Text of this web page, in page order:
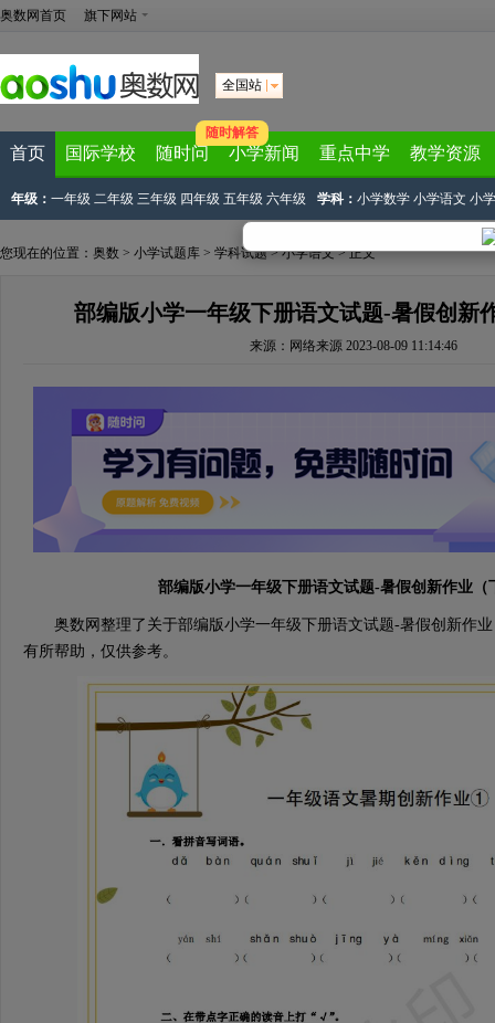
奥数网首页 旗下网站
全国站
首页 国际学校 随时问
随时解答
小学新闻 重点中学 教学资源
年级： 一年级 二年级 三年级 四年级 五年级 六年级 学科： 小学数学 小学语文 小
您现在的位置： 奥数 > 小学试题库 > 学科试题>小学语文> 正文
部编版小学一年级下册语文试题-暑假创新
来源： 网络来源 2023-08-09 11:14:46
部编版小学一年级下册语文试题-暑假创新作业（
奥数网整理了关于部编版小学一年级下册语文试题-暑假创新作业
有所帮助，仅供参考。